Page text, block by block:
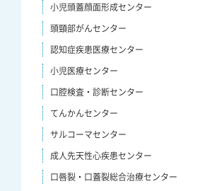
小児頭蓋顔面形成センター
頭頸部がんセンター
認知症疾患医療センター
小児医療センター
口腔検査・診断センター
てんかんセンター
サルコーマセンター
成人先天性心疾患センター
口唇裂・口蓋裂総合治療センター